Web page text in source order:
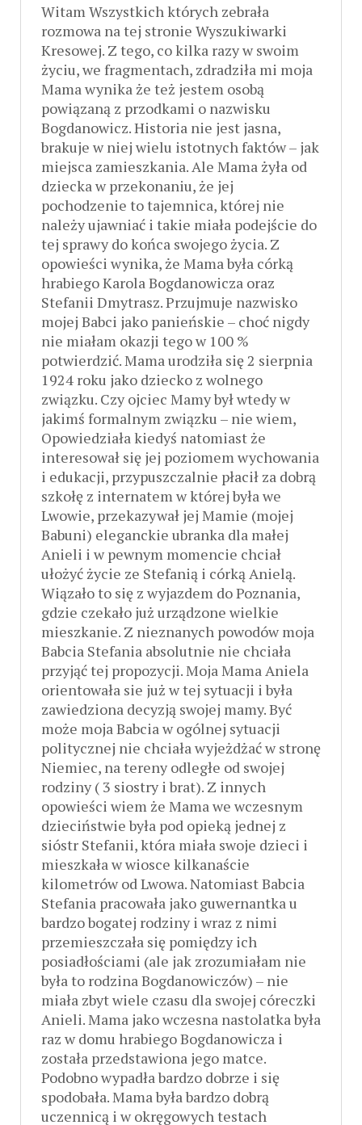
Witam Wszystkich których zebrała
rozmowa na tej stronie Wyszukiwarki
Kresowej. Z tego, co kilka razy w swoim
życiu, we fragmentach, zdradziła mi moja
Mama wynika że też jestem osobą
powiązaną z przodkami o nazwisku
Bogdanowicz. Historia nie jest jasna,
brakuje w niej wielu istotnych faktów – jak
miejsca zamieszkania. Ale Mama żyła od
dziecka w przekonaniu, że jej
pochodzenie to tajemnica, której nie
należy ujawniać i takie miała podejście do
tej sprawy do końca swojego życia. Z
opowieści wynika, że Mama była córką
hrabiego Karola Bogdanowicza oraz
Stefanii Dmytrasz. Przujmuje nazwisko
mojej Babci jako panieńskie – choć nigdy
nie miałam okazji tego w 100 %
potwierdzić. Mama urodziła się 2 sierpnia
1924 roku jako dziecko z wolnego
związku. Czy ojciec Mamy był wtedy w
jakimś formalnym związku – nie wiem,
Opowiedziała kiedyś natomiast że
interesował się jej poziomem wychowania
i edukacji, przypuszczalnie płacił za dobrą
szkołę z internatem w której była we
Lwowie, przekazywał jej Mamie (mojej
Babuni) eleganckie ubranka dla małej
Anieli i w pewnym momencie chciał
ułożyć życie ze Stefanią i córką Anielą.
Wiązało to się z wyjazdem do Poznania,
gdzie czekało już urządzone wielkie
mieszkanie. Z nieznanych powodów moja
Babcia Stefania absolutnie nie chciała
przyjąć tej propozycji. Moja Mama Aniela
orientowała sie już w tej sytuacji i była
zawiedziona decyzją swojej mamy. Być
może moja Babcia w ogólnej sytuacji
politycznej nie chciała wyjeżdżać w stronę
Niemiec, na tereny odległe od swojej
rodziny ( 3 siostry i brat). Z innych
opowieści wiem że Mama we wczesnym
dzieciństwie była pod opieką jednej z
sióstr Stefanii, która miała swoje dzieci i
mieszkała w wiosce kilkanaście
kilometrów od Lwowa. Natomiast Babcia
Stefania pracowała jako guwernantka u
bardzo bogatej rodziny i wraz z nimi
przemieszczała się pomiędzy ich
posiadłościami (ale jak zrozumiałam nie
była to rodzina Bogdanowiczów) – nie
miała zbyt wiele czasu dla swojej córeczki
Anieli. Mama jako wczesna nastolatka była
raz w domu hrabiego Bogdanowicza i
została przedstawiona jego matce.
Podobno wypadła bardzo dobrze i się
spodobała. Mama była bardzo dobrą
uczennicą i w okręgowych testach